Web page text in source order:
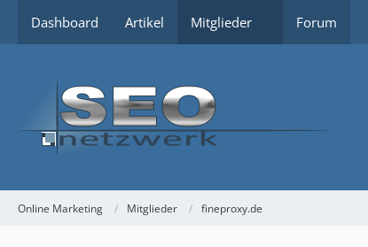
Dashboard Artikel Mitglieder Forum
Online Marketing Mitglieder fineproxy.de